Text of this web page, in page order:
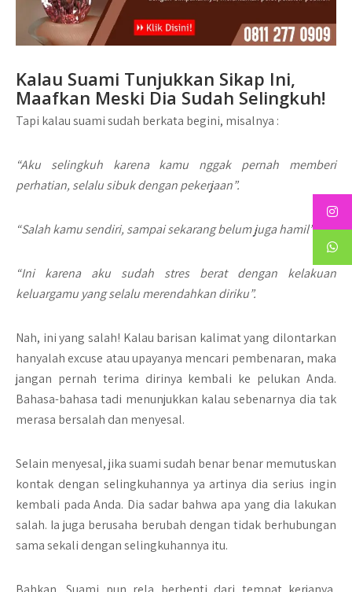
Kalau Suami Tunjukkan Sikap Ini,
Maafkan Meski Dia Sudah Selingkuh!
Tapi kalau suami sudah berkata begini, misalnya :
“Aku selingkuh karena kamu nggak pernah memberi
perhatian, selalu sibuk dengan pekerjaan”.
“Salah kamu sendiri, sampai sekarang belum juga hamil”.
“Ini karena aku sudah stres berat dengan kelakuan
keluargamu yang selalu merendahkan diriku”.
Nah, ini yang salah! Kalau barisan kalimat yang dilontarkan
hanyalah excuse atau upayanya mencari pembenaran, maka
jangan pernah terima dirinya kembali ke pelukan Anda.
Bahasa-bahasa tadi menunjukkan kalau sebenarnya dia tak
merasa bersalah dan menyesal.
Selain menyesal, jika suami sudah benar benar memutuskan
kontak dengan selingkuhannya ya artinya dia serius ingin
kembali pada Anda. Dia sadar bahwa apa yang dia lakukan
salah. Ia juga berusaha berubah dengan tidak berhubungan
sama sekali dengan selingkuhannya itu.